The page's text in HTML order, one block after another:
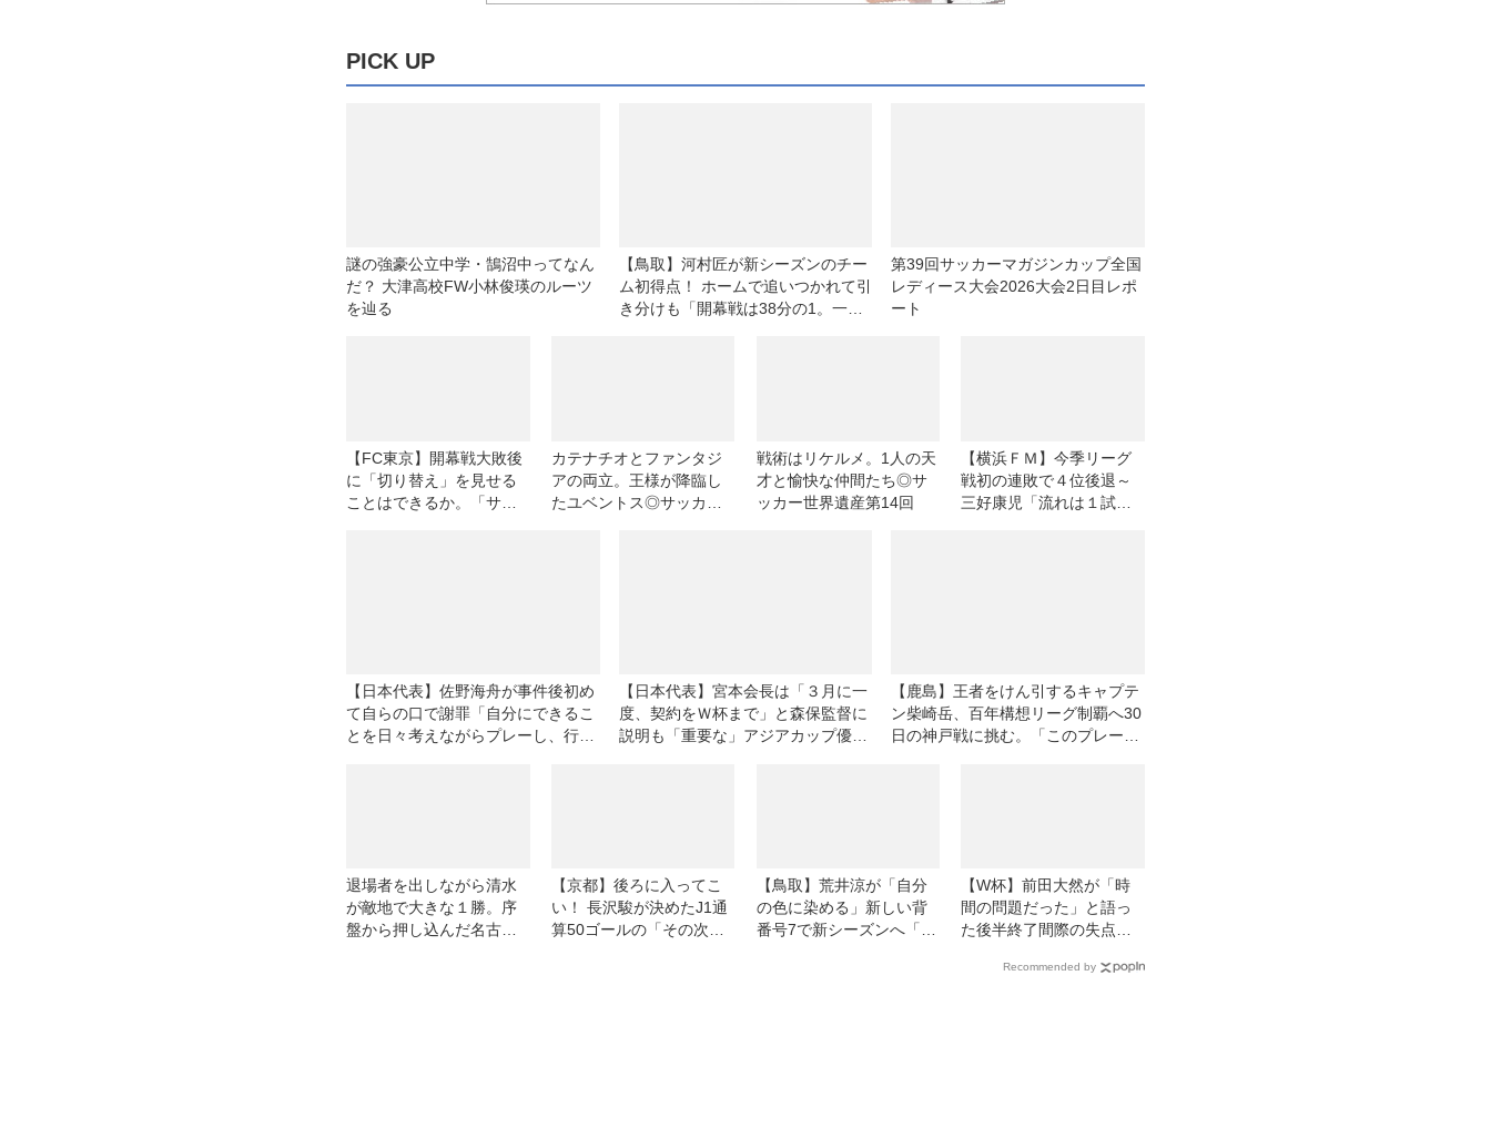
PICK UP
謎の強豪公立中学・鵠沼中ってなん
だ？ 大津高校FW小林俊瑛のルーツ
を辿る
【鳥取】河村匠が新シーズンのチー
ム初得点！ ホームで追いつかれて引
き分けも「開幕戦は38分の1。一喜
第39回サッカーマガジンカップ全国
レディース大会2026大会2日目レポ
ート
【FC東京】開幕戦大敗後
に「切り替え」を見せる
ことはできるか。「サッ
カテナチオとファンタジ
アの両立。王様が降臨し
たユベントス◎サッカー
戦術はリケルメ。1人の天
才と愉快な仲間たち◎サ
ッカー世界遺産第14回
【横浜ＦＭ】今季リーグ
戦初の連敗で４位後退～
三好康児「流れは１試合
【日本代表】佐野海舟が事件後初め
て自らの口で謝罪「自分にできるこ
とを日々考えながらプレーし、行動
【日本代表】宮本会長は「３月に一
度、契約をＷ杯まで」と森保監督に
説明も「重要な」アジアカップ優勝
【鹿島】王者をけん引するキャプテ
ン柴崎岳、百年構想リーグ制覇へ30
日の神戸戦に挑む。「このプレーオ
退場者を出しながら清水
が敵地で大きな１勝。序
盤から押し込んだ名古屋
【京都】後ろに入ってこ
い！ 長沢駿が決めたJ1通
算50ゴールの「その次」
【鳥取】荒井涼が「自分
の色に染める」新しい背
番号7で新シーズンへ「率
【W杯】前田大然が「時
間の問題だった」と語っ
た後半終了間際の失点。
かりつなげればよかっ
Recommended by